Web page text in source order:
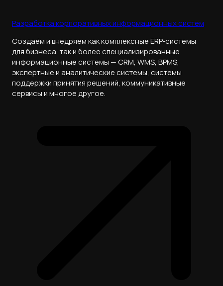
Разработка корпоративных информационных систем
Cоздаём и внедряем как комплексные ERP‑системы
для бизнеса, так и более специализированные
информационные системы — CRM, WMS, BPMS,
экспертные и аналитические системы, системы
поддержки принятия решений, коммуникативные
сервисы и многое другое.